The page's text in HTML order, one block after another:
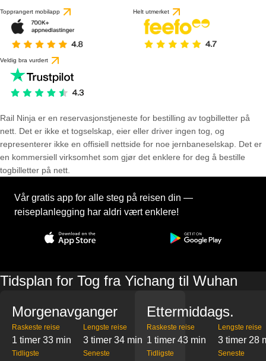
Topprangert mobilapp Helt utmerket
Veldig bra vurdert
Rail Ninja er en reservasjons­tjeneste for bestilling av togbilletter på
nett. Det er ikke et togselskap, eier eller driver ingen tog, og
representerer ikke en offisiell nettside for noe jernbaneselskap. Det er
en kommersiell virksomhet som gjør det enklere for deg å bestille
togbilletter på nett.
Vår gratis app for alle steg på reisen din —
reiseplanlegging har aldri vært enklere!
Tidsplan for Tog fra Yichang til Wuhan
Morgenavganger
Raskeste reise
1 timer 33 min
Lengste reise
3 timer 34 min
Tidligste Seneste
Ettermiddags.
Raskeste reise
1 timer 43 min
Lengste reise
3 timer 28
Tidligste Seneste